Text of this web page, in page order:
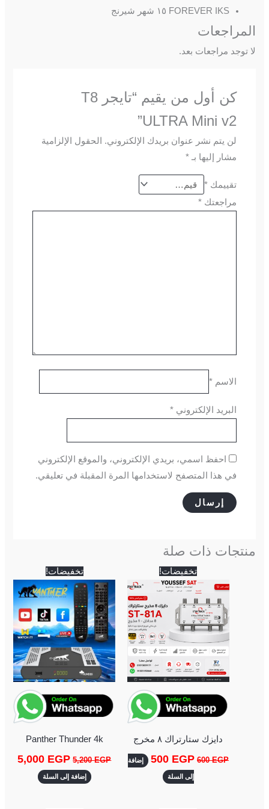
FOREVER IKS ١٥ شهر شيرنج
المراجعات
لا توجد مراجعات بعد.
كن أول من يقيم “تايجر T8
ULTRA Mini v2”
لن يتم نشر عنوان بريدك الإلكتروني.
الحقول الإلزامية
مشار إليها بـ *
تقييمك *
مراجعتك *
الاسم *
البريد الإلكتروني *
احفظ اسمي، بريدي الإلكتروني، والموقع الإلكتروني
في هذا المتصفح لاستخدامها المرة المقبلة في تعليقي.
منتجات ذات صلة
تخفيضات!
دايزك ستارتراك ٨ مخرج
600EGP
السعر
الأصلي
هو:
600 EGP.
500 EGP
هو:
500 EGP.
إضافة
إلى السلة
تخفيضات!
Panther Thunder 4k
5,200EGP
السعر
الأصلي
هو:
5,200 EGP.
5,000 EGP
هو:
EGP.
إضافة إلى السلة